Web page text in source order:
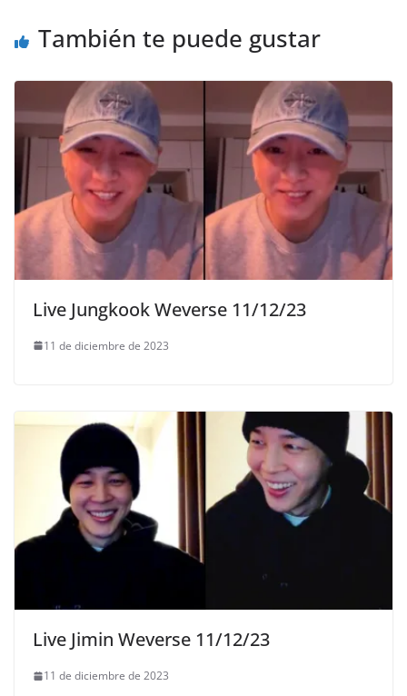
También te puede gustar
Live Jungkook Weverse 11/12/23
11 de diciembre de 2023
Live Jimin Weverse 11/12/23
11 de diciembre de 2023